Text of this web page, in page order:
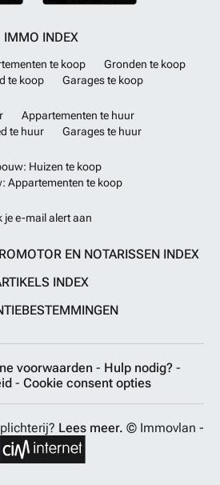
IMMO INDEX
te koop
Gronden te koop
te koop
Garages te koop
Appartementen te huur
te huur
Garages te huur
Huizen te koop
Appartementen te koop
je e-mail alert aan
EN NOTARISSEN INDEX
INDEX
voorwaarden - Hulp nodig? -
- Cookie consent opties
Lees meer. © Immovlan -